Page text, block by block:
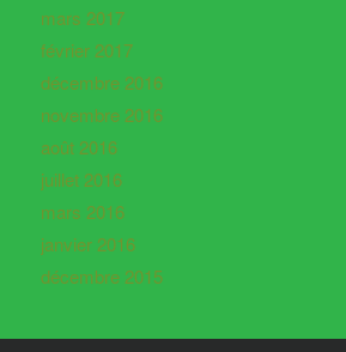
mars 2017
février 2017
décembre 2016
novembre 2016
août 2016
juillet 2016
mars 2016
janvier 2016
décembre 2015